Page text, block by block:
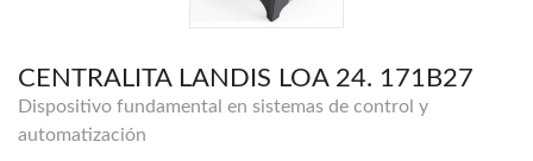
CENTRALITA LANDIS LOA 24. 171B27
Dispositivo fundamental en sistemas de control y
automatización